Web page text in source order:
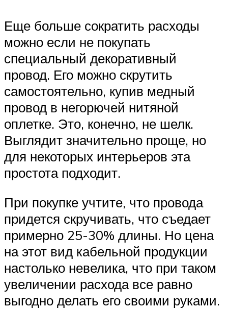
Еще больше сократить расходы
можно если не покупать
специальный декоративный
провод. Его можно скрутить
самостоятельно, купив медный
провод в негорючей нитяной
оплетке. Это, конечно, не шелк.
Выглядит значительно проще, но
для некоторых интерьеров эта
простота подходит.
При покупке учтите, что провода
придется скручивать, что съедает
примерно 25-30% длины. Но цена
на этот вид кабельной продукции
настолько невелика, что при таком
увеличении расхода все равно
выгодно делать его своими руками.